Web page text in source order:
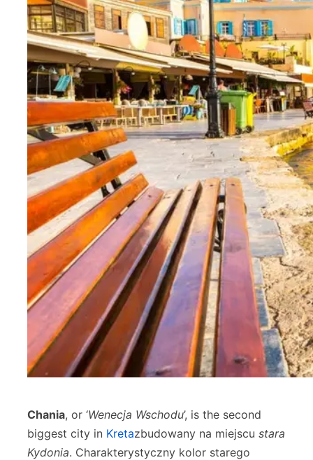
Chania, or ‘Wenecja Wschodu’, is the second
biggest city in Kretazbudowany na miejscu stara
Kydonia. Charakterystyczny kolor starego